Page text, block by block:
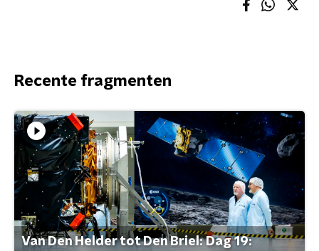
Recente fragmenten
Van Den Helder tot Den Briel: Dag 19: